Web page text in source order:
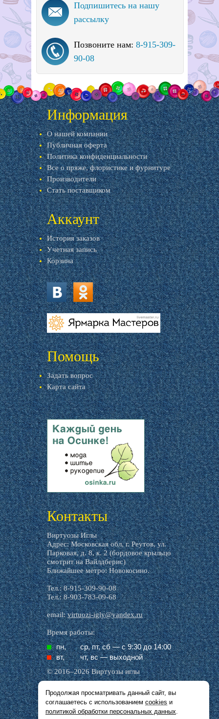
Подпишитесь на нашу
рассылку
Позвоните нам: 8-915-309-
90-08
Информация
О нашей компании
Публичная оферта
Политика конфиденциальности
Все о пряже, флористике и фурнитуре
Производители
Стать поставщиком
Аккаунт
История заказов
Учетная запись
Корзина
vk.com ok.ru
livemaster.ru
Помощь
Задать вопрос
Карта сайта
livemaster.ru
Контакты
Виртуозы Иглы
Адрес: Московская обл, г. Реутов, ул.
Парковая, д. 8, к. 2 (бордовое крыльцо
смотрит на Вайлдберис)
Ближайшее метро: Новокосино.
Тел.: 8-915-309-90-08
Тел.: 8-903-783-09-68
email:virtuozi-igly@yandex.ru
Время работы:
пн,
ср, пт, cб — с 9:30 до 14:00
вт,
чт, вс — выходной
© 2016–2026 Виртуозы иглы
Все названия производителей, символика и
описания, присутствующие в наших картинках
и тексте, используются исключительно в целях
Продолжая просматривать данный сайт, вы
соглашаетесь с использованием cookies и
политикой обработки персональных данных.